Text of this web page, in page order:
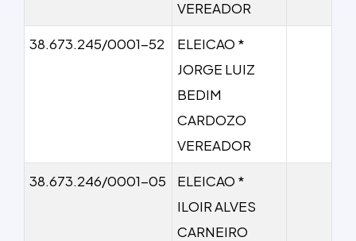
VEREADOR
38.673.245/0001-52
ELEICAO *
JORGE LUIZ
BEDIM
CARDOZO
VEREADOR
38.673.246/0001-05
ELEICAO *
ILOIR ALVES
CARNEIRO